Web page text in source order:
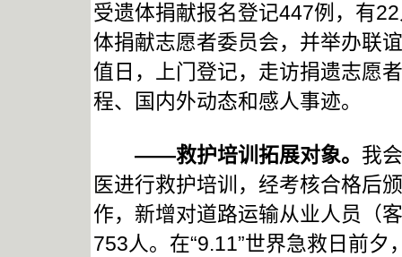
受遗体捐献报名登记447例，有
体捐献志愿者委员会，并举办联
值日，上门登记，走访捐遗志愿
程、国内外动态和感人事迹。
——救护培训拓展对象。 我
医进行救护培训，经考核合格后
作，新增对道路运输从业人员（
753人。在“9.11”世界急救日前